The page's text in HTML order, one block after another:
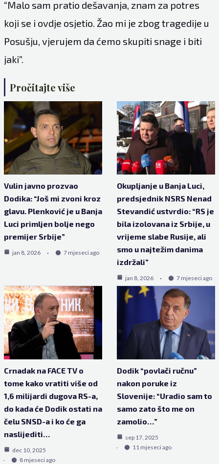
“Malo sam pratio dešavanja, znam za potres
koji se i ovdje osjetio. Žao mi je zbog tragedije u
Posušju, vjerujem da ćemo skupiti snage i biti
jaki”.
Pročitajte više
Vulin javno prozvao
Dodika: “Još mi zvoni kroz
glavu. Plenković je u Banja
Luci primljen bolje nego
premijer Srbije”
jan 8, 2026 7 mjeseci ago
Okupljanje u Banja Luci,
predsjednik NSRS Nenad
Stevandić ustvrdio: “RS je
bila izolovana iz Srbije, u
vrijeme slabe Rusije, ali
smo u najtežim danima
izdržali”
jan 8, 2026 7 mjeseci ago
Crnadak na FACE TV o
tome kako vratiti više od
1,6 milijardi dugova RS-a,
do kada će Dodik ostati na
čelu SNSD-a i ko će ga
naslijediti…
dec 10, 2025
8 mjeseci ago
Dodik “povlači ručnu”
nakon poruke iz
Slovenije: “Uradio sam to
samo zato što me on
zamolio…”
sep 17, 2025
11 mjeseci ago